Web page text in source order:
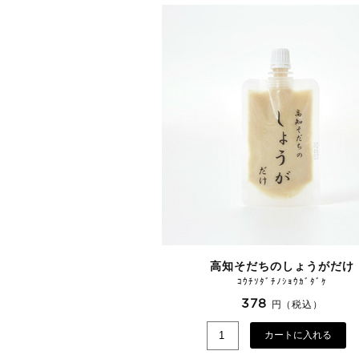
高知そだちのしょうがだけ
ｺｳﾁｿﾀﾞﾁﾉｼｮｳｶﾞﾀﾞｹ
378 円（税込）
カートに入れる